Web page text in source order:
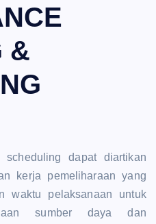
&
scheduling dapat diartikan
kerja pemeliharaan yang
waktu pelaksanaan untuk
sumber daya dan